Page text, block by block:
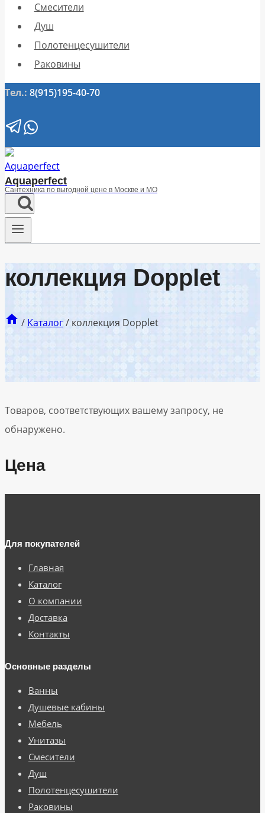
Смесители
Душ
Полотенцесушители
Раковины
Тел.: 8(915)195-40-70
Aquaperfect
Сантехника по выгодной цене в Москве и МО
коллекция Dopplet
/ Каталог/ коллекция Dopplet
Товаров, соответствующих вашему запросу, не
обнаружено.
Цена
Для покупателей
Главная
Каталог
О компании
Доставка
Контакты
Основные разделы
Ванны
Душевые кабины
Мебель
Унитазы
Смесители
Душ
Полотенцесушители
Раковины